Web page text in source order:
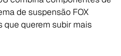
de suspensão FOX
querem subir mais